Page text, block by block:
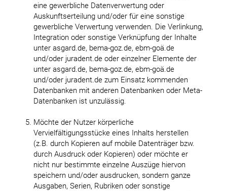
eine gewerbliche Datenverwertung oder
Auskunftserteilung und/oder für eine sonstige
gewerbliche Verwertung verwenden. Die Verlinkung,
Integration oder sonstige Verknüpfung der Inhalte
unter asgard.de, bema-goz.de, ebm-goä.de
und/oder juradent.de oder einzelner Elemente der
unter asgard.de, bema-goz.de, ebm-goä.de
und/oder juradent.de zum Einsatz kommenden
Datenbanken mit anderen Datenbanken oder Meta-
Datenbanken ist unzulässig.
Möchte der Nutzer körperliche
Vervielfältigungsstücke eines Inhalts herstellen
(z.B. durch Kopieren auf mobile Datenträger bzw.
durch Ausdruck oder Kopieren) oder möchte er
nicht nur bestimmte einzelne Auszüge hiervon
speichern und/oder ausdrucken, sondern ganze
Ausgaben, Serien, Rubriken oder sonstige